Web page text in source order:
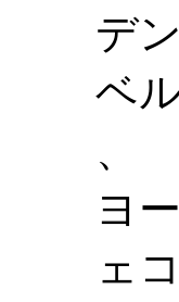
デ
ベ
、
ヨ
ェ